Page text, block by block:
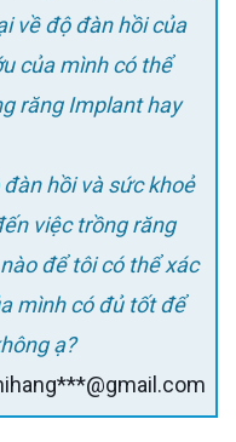
về độ đàn hồi của
của mình có thể
răng Implant hay
việc trồng răng
để tôi có thể xác
mình có đủ tốt để
ạ?